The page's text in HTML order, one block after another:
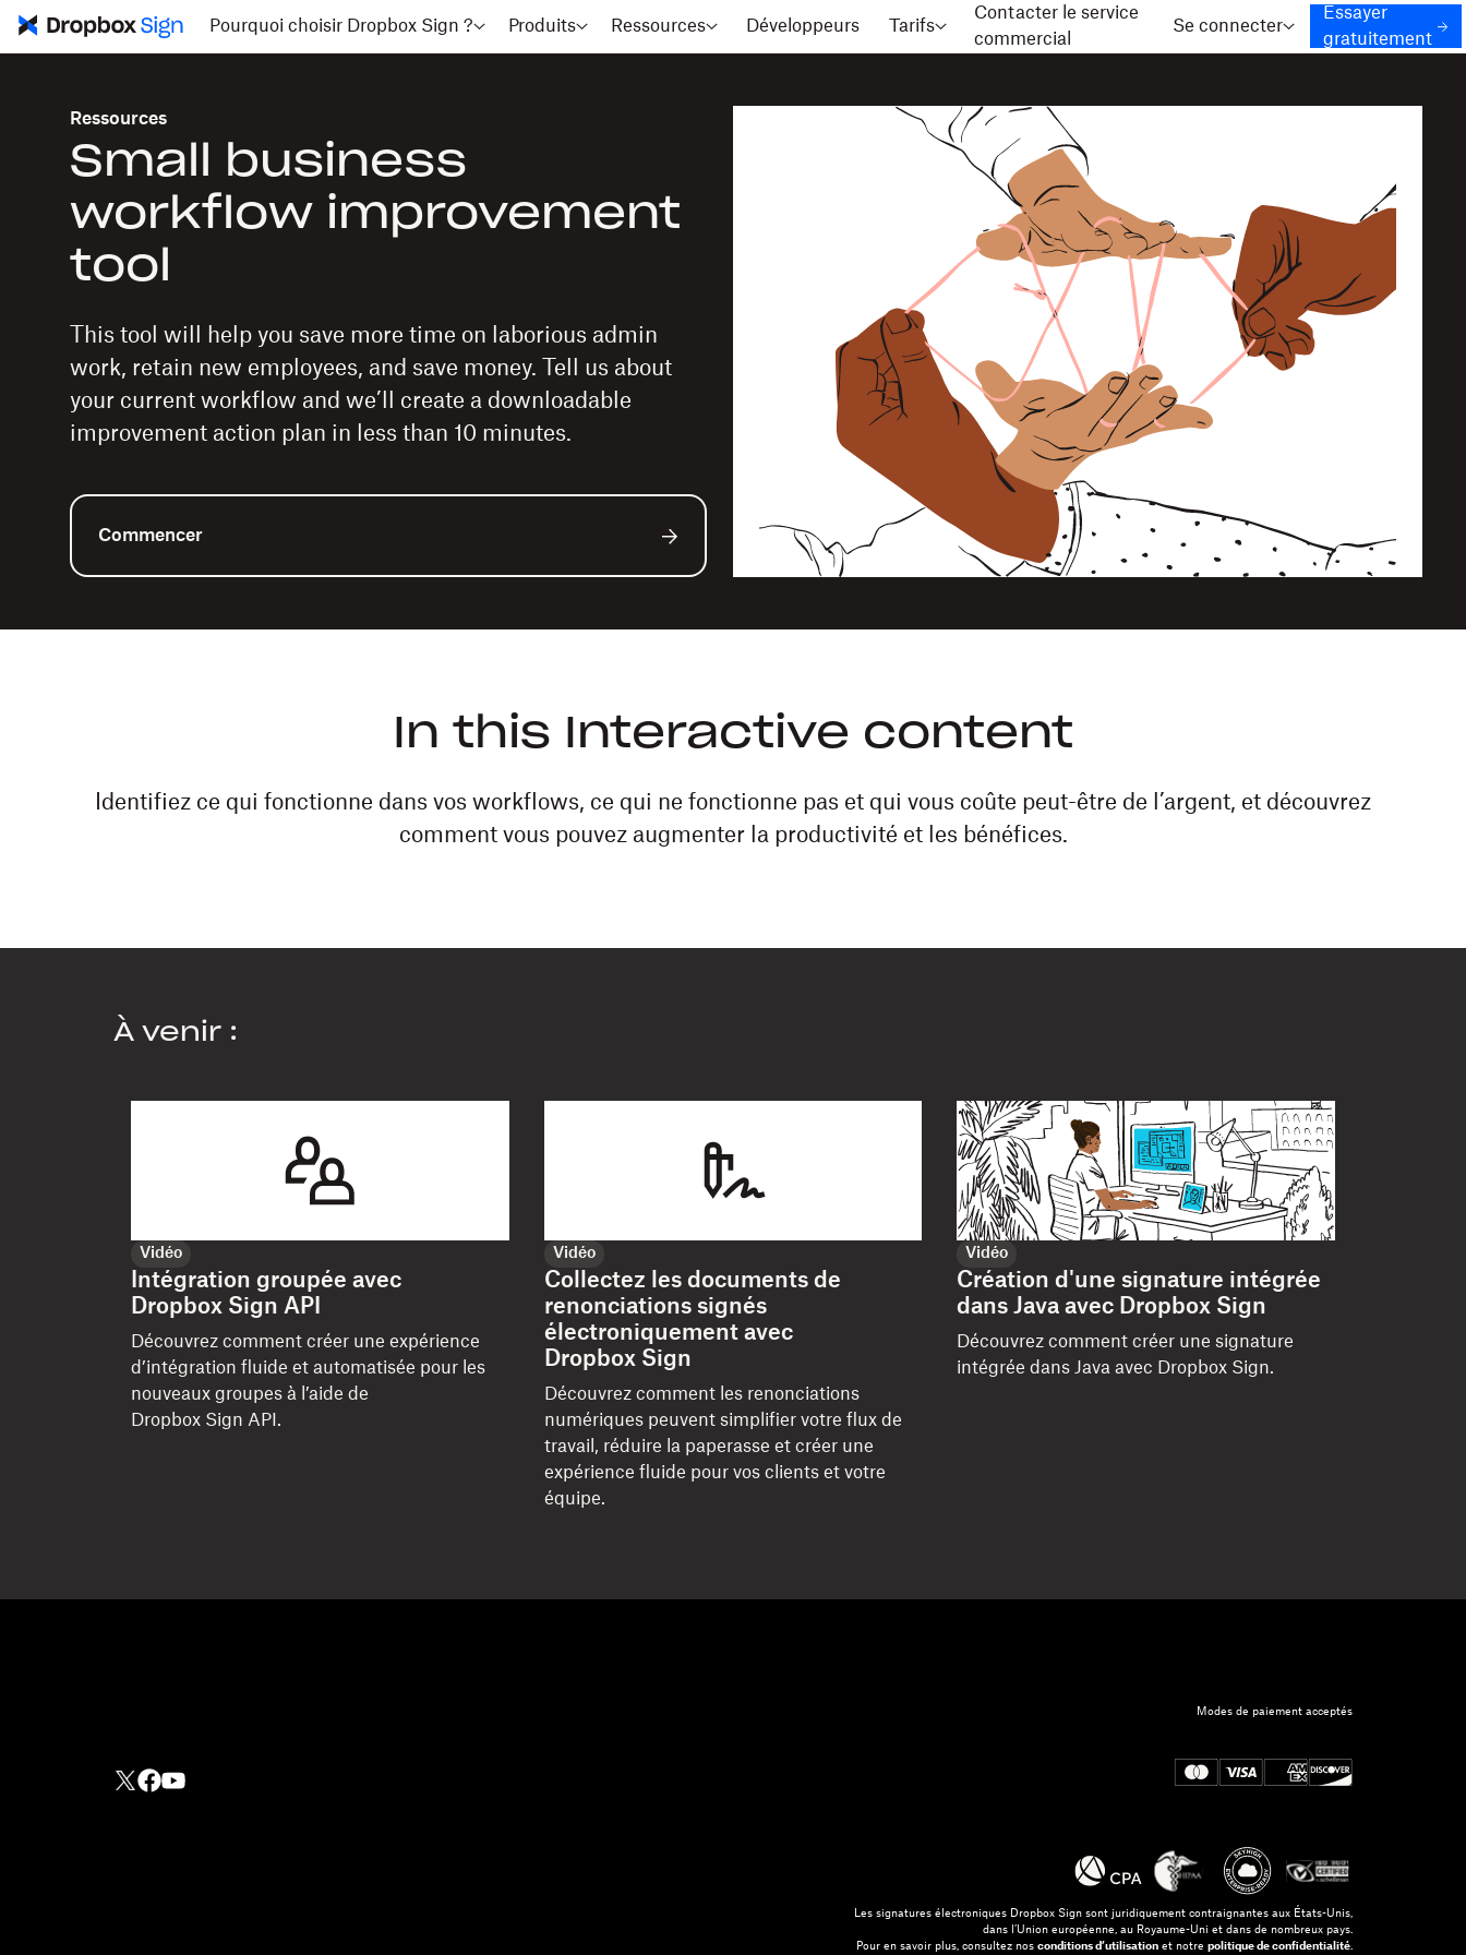
Pourquoi choisir Dropbox Sign ? Produits Ressources Développeurs Tarifs
Contacter le service
commercial
Se connecter
Essayer
gratuitement
Ressources
Small business
workflow improvement
tool
This tool will help you save more time on laborious admin
work, retain new employees, and save money. Tell us about
your current workflow and we’ll create a downloadable
improvement action plan in less than 10 minutes.
Commencer
In this Interactive content
Identifiez ce qui fonctionne dans vos workflows, ce qui ne fonctionne pas et qui vous coûte peut-être de l’argent, et découvrez
comment vous pouvez augmenter la productivité et les bénéfices.
À venir :
Vidéo
Intégration groupée avec
Dropbox Sign API
Découvrez comment créer une expérience
d’intégration fluide et automatisée pour les
nouveaux groupes à l’aide de
Dropbox Sign API.
Vidéo
Collectez les documents de
renonciations signés
électroniquement avec
Dropbox Sign
Découvrez comment les renonciations
numériques peuvent simplifier votre flux de
travail, réduire la paperasse et créer une
expérience fluide pour vos clients et votre
équipe.
Vidéo
Création d'une signature intégrée
dans Java avec Dropbox Sign
Découvrez comment créer une signature
intégrée dans Java avec Dropbox Sign.
Modes de paiement acceptés
Les signatures électroniques Dropbox Sign sont juridiquement contraignantes aux États-Unis,
dans l’Union européenne, au Royaume-Uni et dans de nombreux pays.
Pour en savoir plus, consultez nos conditions d’utilisation et notre politique de confidentialité.